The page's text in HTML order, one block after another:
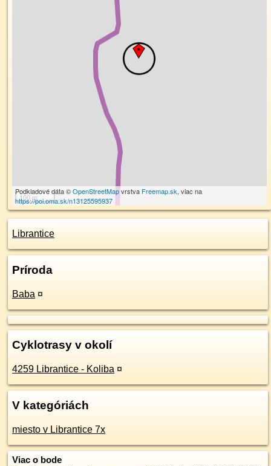
100 m
Podkladové dáta ©OpenStreetMapvrstva Freemap.sk, viac na
https://poi.oma.sk/n13125595937
Librantice
Príroda
Baba ¤
Cyklotrasy v okolí
4259 Librantice - Koliba ¤
V kategóriách
miesto v Librantice 7x
Viac o bode